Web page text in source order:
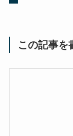
この記事を